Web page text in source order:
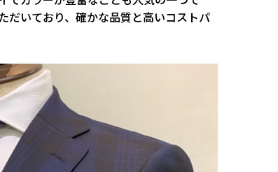
だいており、確かな品質と高いコストパ